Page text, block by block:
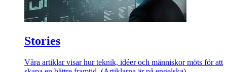
Stories
Våra artiklar visar hur teknik, idéer och människor möts för att